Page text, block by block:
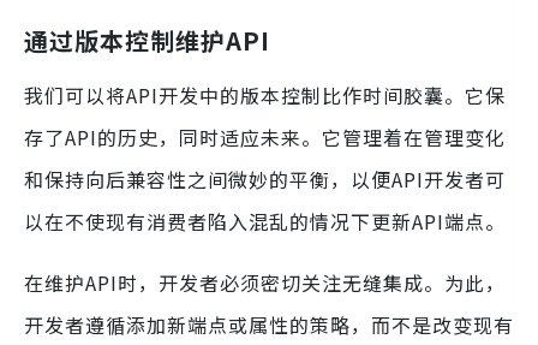
通过版本控制维护API
我们可以将API开发中的版本控制比作时间胶囊。它保
存了API的历史，同时适应未来。它管理着在管理变化
和保持向后兼容性之间微妙的平衡，以便API开发者可
以在不使现有消费者陷入混乱的情况下更新API端点。
在维护API时，开发者必须密切关注无缝集成。为此，
开发者遵循添加新端点或属性的策略，而不是改变现有